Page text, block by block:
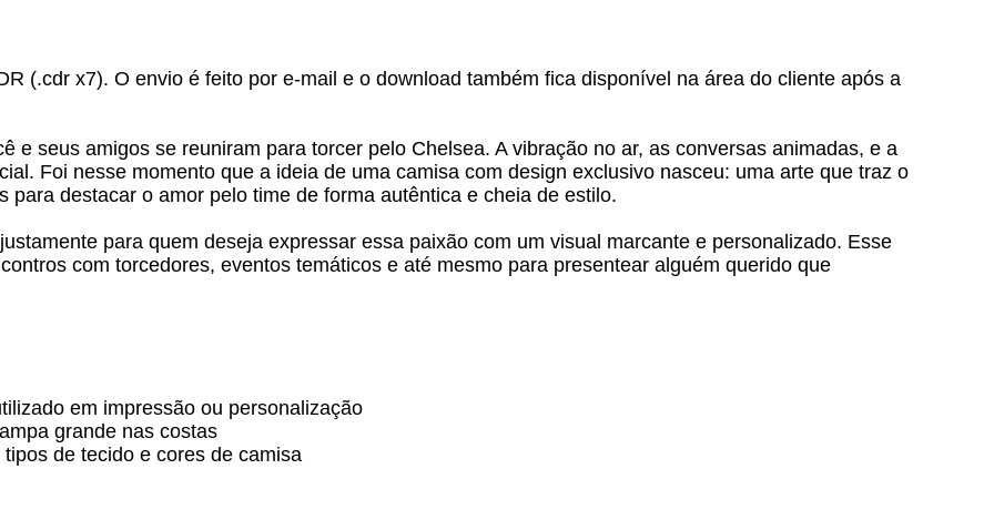
(.cdr x7). O envio é feito por e-mail e o download também fica disponível na área do cliente após a
e seus amigos se reuniram para torcer pelo Chelsea. A vibração no ar, as conversas animadas, e a
Foi nesse momento que a ideia de uma camisa com design exclusivo nasceu: uma arte que traz o
destacar o amor pelo time de forma autêntica e cheia de estilo.
para quem deseja expressar essa paixão com um visual marcante e personalizado. Esse
com torcedores, eventos temáticos e até mesmo para presentear alguém querido que
em impressão ou personalização
grande nas costas
de tecido e cores de camisa